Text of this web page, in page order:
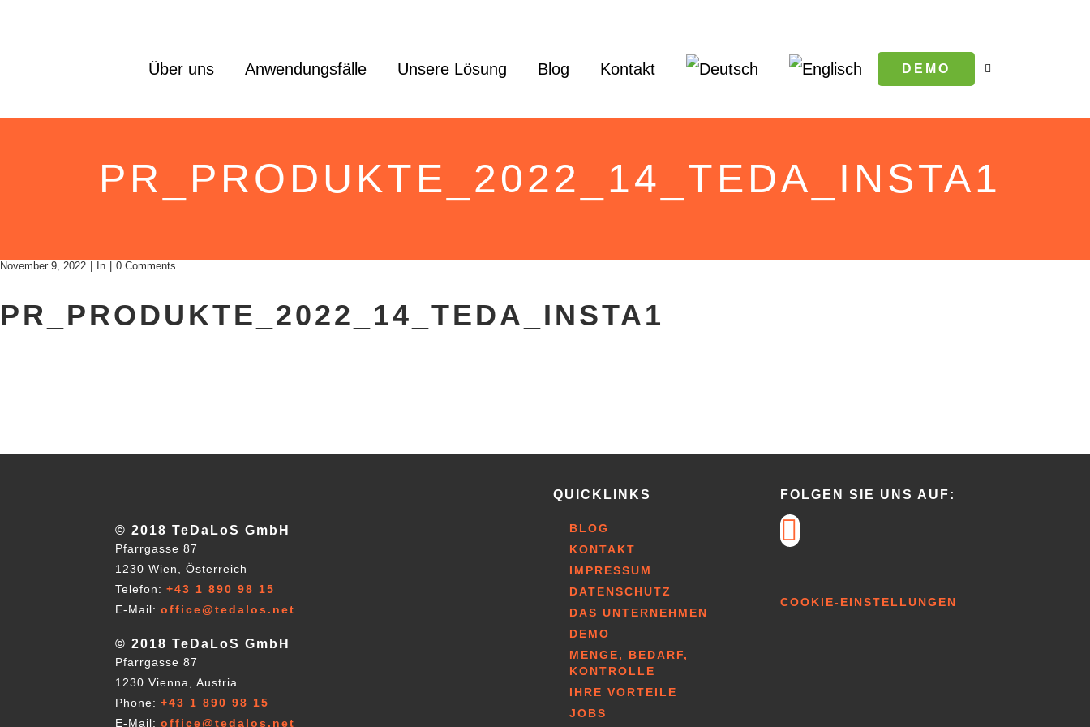
DEMO
Über uns Anwendungsfälle Unsere Lösung Blog Kontakt
PR_PRODUKTE_2022_14_TEDA_INSTA1
November 9, 2022 In 0 Comments
PR_PRODUKTE_2022_14_TEDA_INSTA1
© 2018 TeDaLoS GmbH
Pfarrgasse 87
1230 Wien, Österreich
Telefon: +43 1 890 98 15
E-Mail: office@tedalos.net
© 2018 TeDaLoS GmbH
Pfarrgasse 87
1230 Vienna, Austria
Phone: +43 1 890 98 15
E-Mail: office@tedalos.net
QUICKLINKS
BLOG
KONTAKT
IMPRESSUM
DATENSCHUTZ
DAS UNTERNEHMEN
DEMO
MENGE, BEDARF,
KONTROLLE
IHRE VORTEILE
JOBS
FOLGEN SIE UNS AUF:
COOKIE-EINSTELLUNGEN